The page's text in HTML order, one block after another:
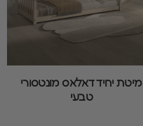
מיטת יחיד דאלאס מונטסורי
טבעי